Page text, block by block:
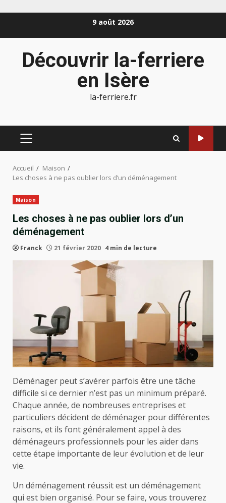
9 août 2026
Découvrir la-ferriere
en Isère
la-ferriere.fr
MENU
Accueil
Maison
Les choses à ne pas oublier lors d’un déménagement
Maison
Les choses à ne pas oublier lors d’un
déménagement
Franck 21 février 2020 4 min de lecture
Déménager peut s’avérer parfois être une tâche
difficile si ce dernier n’est pas un minimum préparé.
Chaque année, de nombreuses entreprises et
particuliers décident de déménager pour différentes
raisons, et ils font généralement appel à des
déménageurs professionnels pour les aider dans
cette étape importante de leur évolution et de leur
vie.
Un déménagement réussit est un déménagement
qui est bien organisé. Pour se faire, vous trouverez